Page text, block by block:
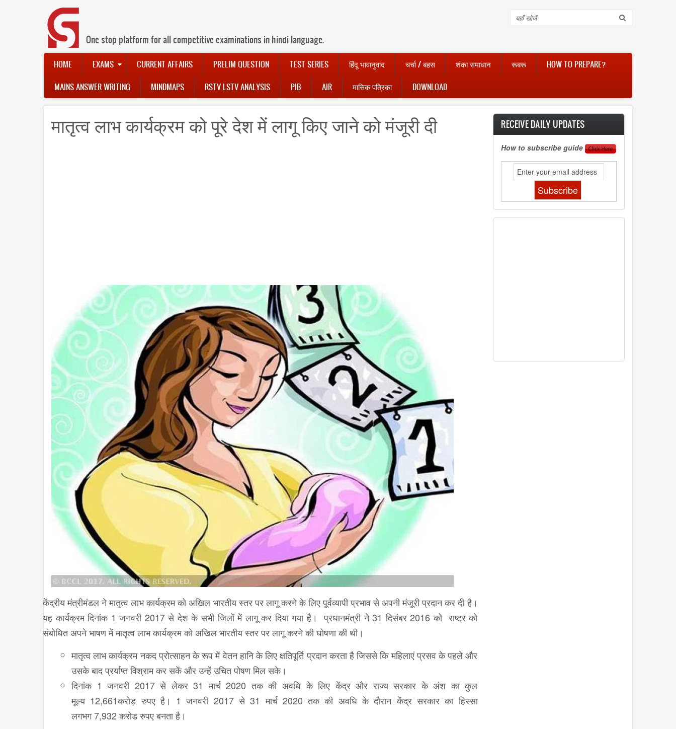
One stop platform for all competitive examinations in hindi language.
Search
Main
navigation
HOME EXAMS CURRENT AFFAIRS PRELIM QUESTION TEST SERIES हिंदू भावानुवाद चर्चा / बहस शंका समाधान रूबरू HOW TO PREPARE?
MAINS ANSWER WRITING MINDMAPS RSTV LSTV ANALYSIS PIB AIR मासिक पत्रिका DOWNLOAD
मातृत्व लाभ कार्यक्रम को पूरे देश में लागू किए जाने को मंजूरी दी
केंद्रीय मंत्रीमंडल ने मातृत्व लाभ कार्यक्रम को अखिल भारतीय स्तर पर लागू करने के लिए पूर्वव्यापी प्रभाव से अपनी मंजूरी प्रदान कर दी है।
यह कार्यक्रम दिनांक 1 जनवरी 2017 से देश के सभी जिलों में लागू कर दिया गया है। प्रधानमंत्री ने 31 दिसंबर 2016 को राष्ट्र को
संबोधित अपने भाषण में मातृत्व लाभ कार्यक्रम को अखिल भारतीय स्तर पर लागू करने की घोषणा की थी।
मातृत्व लाभ कार्यक्रम नकद प्रोत्साहन के रूप में वेतन हानि के लिए क्षतिपूर्ति प्रदान करता है जिससे कि महिलाएं प्रसव के पहले और
उसके बाद प्रर्याप्‍त विश्राम कर सकें और उन्हें उचित पोषण म‍िल सके।
दिनांक 1 जनवरी 2017 से लेकर 31 मार्च 2020 तक की अवधि के लिए केंद्र और राज्य सरकार के अंश का कुल
मूल्य 12,661करोड़ रुपए है। 1 जनवरी 2017 से 31 मार्च 2020 तक की अवधि के दौरान केंद्र सरकार का हिस्सा
लगभग 7,932 करोड रुपए बनता है।
RECEIVE DAILY UPDATES
How to subscribe guide